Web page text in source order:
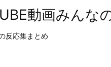
動画みんな
反応集まとめ